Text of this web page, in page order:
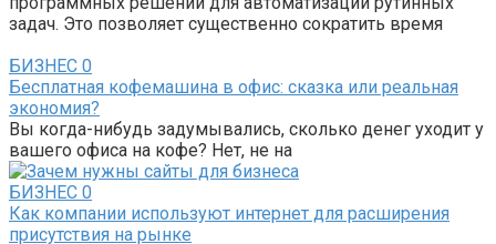
задач. Это позволяет существенно сократить время
БИЗНЕС 0
Бесплатная кофемашина в офис: сказка или реальная
экономия?
Вы когда-нибудь задумывались, сколько денег уходит у
вашего офиса на кофе? Нет, не на
БИЗНЕС 0
Как компании используют интернет для расширения
присутствия на рынке